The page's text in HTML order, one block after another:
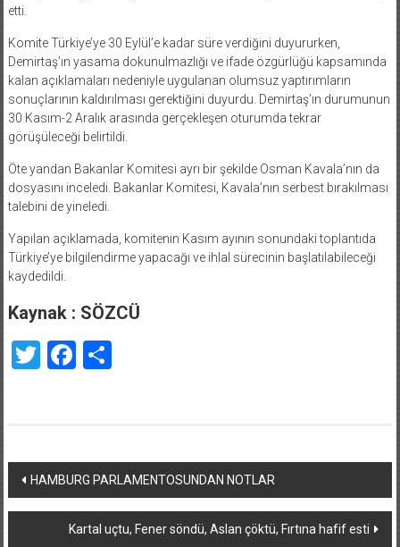
etti.
Komite Türkiye’ye 30 Eylül’e kadar süre verdiğini duyururken,
Demirtaş’ın yasama dokunulmazlığı ve ifade özgürlüğü kapsamında
kalan açıklamaları nedeniyle uygulanan olumsuz yaptırımların
sonuçlarının kaldırılması gerektiğini duyurdu. Demirtaş’ın durumunun
30 Kasım-2 Aralık arasında gerçekleşen oturumda tekrar
görüşüleceği belirtildi.
Öte yandan Bakanlar Komitesi ayrı bir şekilde Osman Kavala’nın da
dosyasını inceledi. Bakanlar Komitesi, Kavala’nın serbest bırakılması
talebini de yineledi.
Yapılan açıklamada, komitenin Kasım ayının sonundaki toplantıda
Türkiye’ye bilgilendirme yapacağı ve ihlal sürecinin başlatılabileceği
kaydedildi.
Kaynak : SÖZCÜ
TwitterFacebook
Share
Yazı
dolaşımı
HAMBURG PARLAMENTOSUNDAN NOTLAR
Kartal uçtu, Fener söndü, Aslan çöktü, Fırtına hafif esti